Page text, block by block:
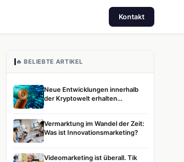
Kontakt
🔥 BELIEBTE ARTIKEL
Neue Entwicklungen innerhalb
der Kryptowelt erhalten
Vermarktung im Wandel der Zeit:
Was ist Innovationsmarketing?
Videomarketing ist überall. Tik